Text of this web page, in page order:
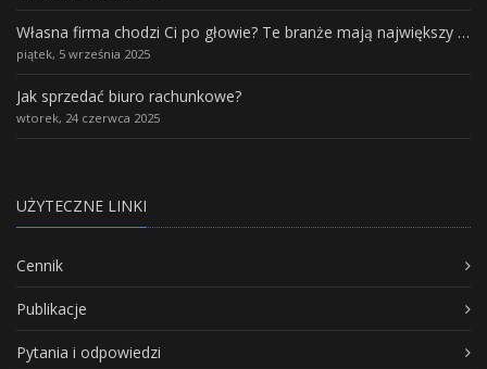
Własna firma chodzi Ci po głowie? Te branże mają największy potencjał rozwoju
piątek, 5 września 2025
Jak sprzedać biuro rachunkowe?
wtorek, 24 czerwca 2025
UŻYTECZNE LINKI
Cennik
Publikacje
Pytania i odpowiedzi